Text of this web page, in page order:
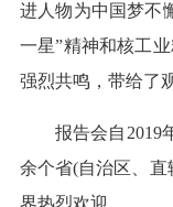
进人物为中国梦不
一星”精神和核工
强烈共鸣，带给了
报告会自2019
余个省(自治区、直
界热烈欢迎。